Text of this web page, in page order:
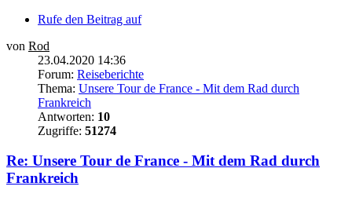
Rufe den Beitrag auf
von Rod
23.04.2020 14:36
Forum: Reiseberichte
Thema: Unsere Tour de France - Mit dem Rad durch
Frankreich
Antworten: 10
Zugriffe: 51274
Re: Unsere Tour de France - Mit dem Rad durch
Frankreich